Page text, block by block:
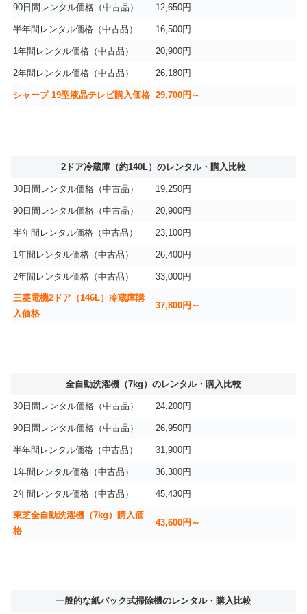
90日間レンタル価格（中古品） 12,650円
半年間レンタル価格（中古品） 16,500円
1年間レンタル価格（中古品） 20,900円
2年間レンタル価格（中古品） 26,180円
シャープ 19型液晶テレビ購入価格 29,700円～
2ドア冷蔵庫（約140L）のレンタル・購入比較
30日間レンタル価格（中古品） 19,250円
90日間レンタル価格（中古品） 20,900円
半年間レンタル価格（中古品） 23,100円
1年間レンタル価格（中古品） 26,400円
2年間レンタル価格（中古品） 33,000円
三菱電機2ドア（146L）冷蔵庫購
入価格
37,800円～
全自動洗濯機（7kg）のレンタル・購入比較
30日間レンタル価格（中古品） 24,200円
90日間レンタル価格（中古品） 26,950円
半年間レンタル価格（中古品） 31,900円
1年間レンタル価格（中古品） 36,300円
2年間レンタル価格（中古品） 45,430円
東芝全自動洗濯機（7kg）購入価
格
43,600円～
一般的な紙パック式掃除機のレンタル・購入比較